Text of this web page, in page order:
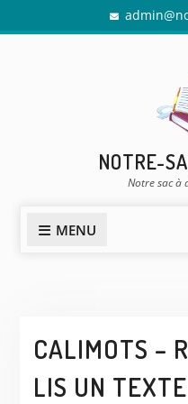
to
NOTRE-
Notre sac à
MENU
CALIMOTS –
LIS UN